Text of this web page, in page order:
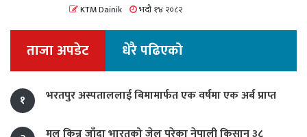
KTM Dainik भदौ १४ २०८२
ताजा अपडेट धेरै पढिएको
१ भरतपुर अस्पताललाई बिमामार्फत एक वर्षमा एक अर्ब प्राप्त